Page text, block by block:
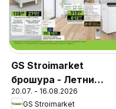
GS Stroimarket
брошура - Летни
предложения
20.07. - 16.08.2026
GS Stroimarket